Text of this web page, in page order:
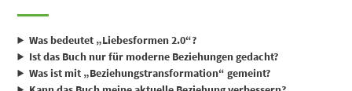
Was bedeutet „Liebesformen 2.0“?
Ist das Buch nur für moderne Beziehungen gedacht?
Was ist mit „Beziehungstransformation“ gemeint?